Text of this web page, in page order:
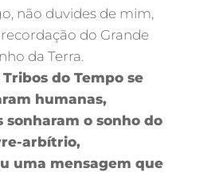
não duvides de mim,
do Grande
da Terra.
do Tempo se
humanas,
sonharam o sonho do
arbítrio,
uma mensagem que